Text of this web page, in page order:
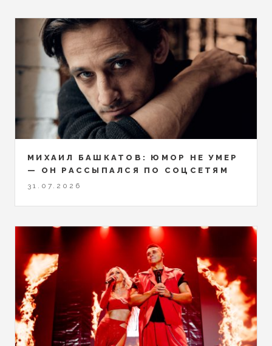
МИХАИЛ БАШКАТОВ: ЮМОР НЕ УМЕР
— ОН РАССЫПАЛСЯ ПО СОЦСЕТЯМ
31.07.2026